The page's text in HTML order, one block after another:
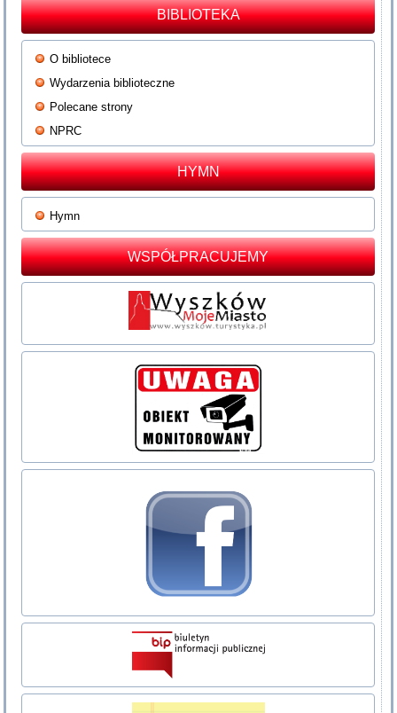
BIBLIOTEKA
O bibliotece
Wydarzenia biblioteczne
Polecane strony
NPRC
HYMN
Hymn
WSPÓŁPRACUJEMY